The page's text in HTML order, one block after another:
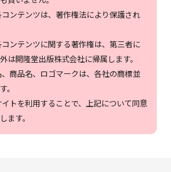
ンテンツは、著作権法により保護され
ンテンツに関する著作権は、第三者に
は開隆堂出版株式会社に帰属します。
商品名、ロゴマークは、各社の商標並
。
トを利用することで、上記について同意
ます。